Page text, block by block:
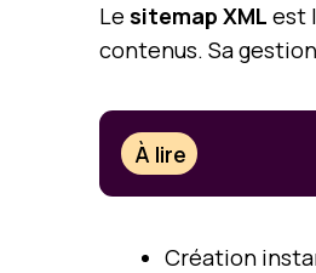
Le sitemap XML est
contenus. Sa
À lire
Création